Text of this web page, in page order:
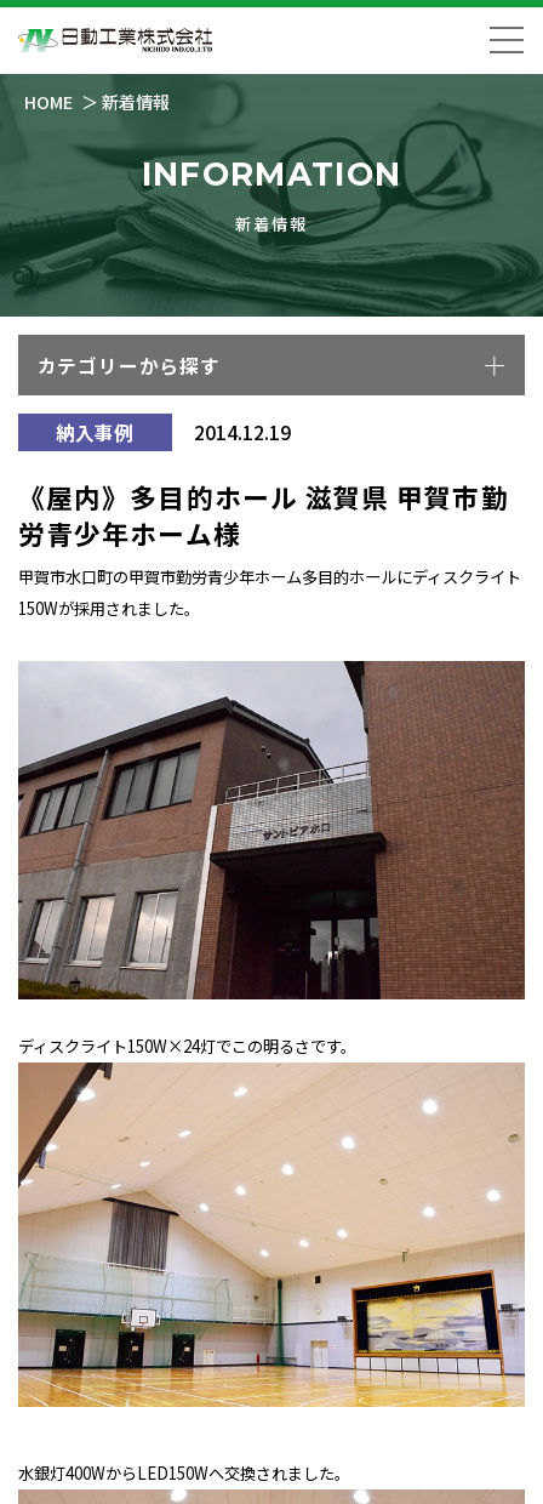
HOME 新着情報
INFORMATION
新着情報
カテゴリーから探す
納入事例 2014.12.19
《屋内》多目的ホール 滋賀県 甲賀市勤
労青少年ホーム様
甲賀市水口町の甲賀市勤労青少年ホーム多目的ホールにディスクライト
150Wが採用されました。
ディスクライト150W×24灯でこの明るさです。
水銀灯400WからLED150Wへ交換されました。